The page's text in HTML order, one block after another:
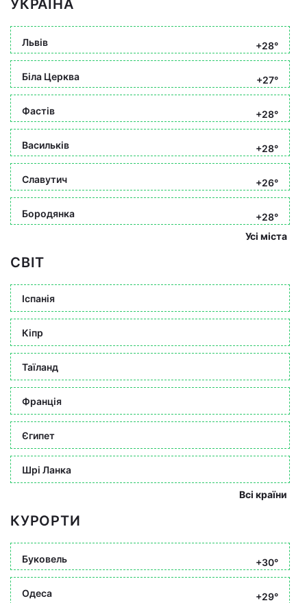
УКРАЇНА
Львів +28°
Біла Церква +27°
Фастів +28°
Васильків +28°
Славутич +26°
Бородянка
+28°
Усі міста
СВІТ
Іспанія
Кіпр
Таїланд
Франція
Єгипет
Шрі Ланка
Всі країни
КУРОРТИ
Буковель +30°
Одеса +29°